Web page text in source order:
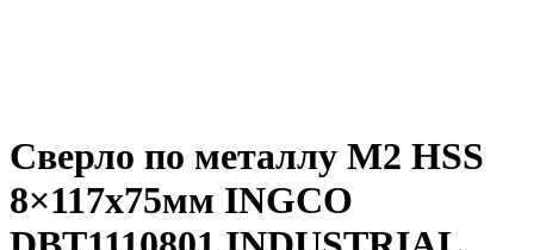
Сверло по металлу М2 HSS
8×117х75мм INGCO